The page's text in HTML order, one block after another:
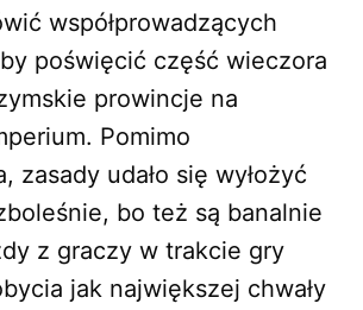
współprowadzących
poświęcić część wieczora
prowincje na
Pomimo
zasady udało się wyłożyć
bo też są banalnie
z graczy w trakcie gry
jak największej chwały